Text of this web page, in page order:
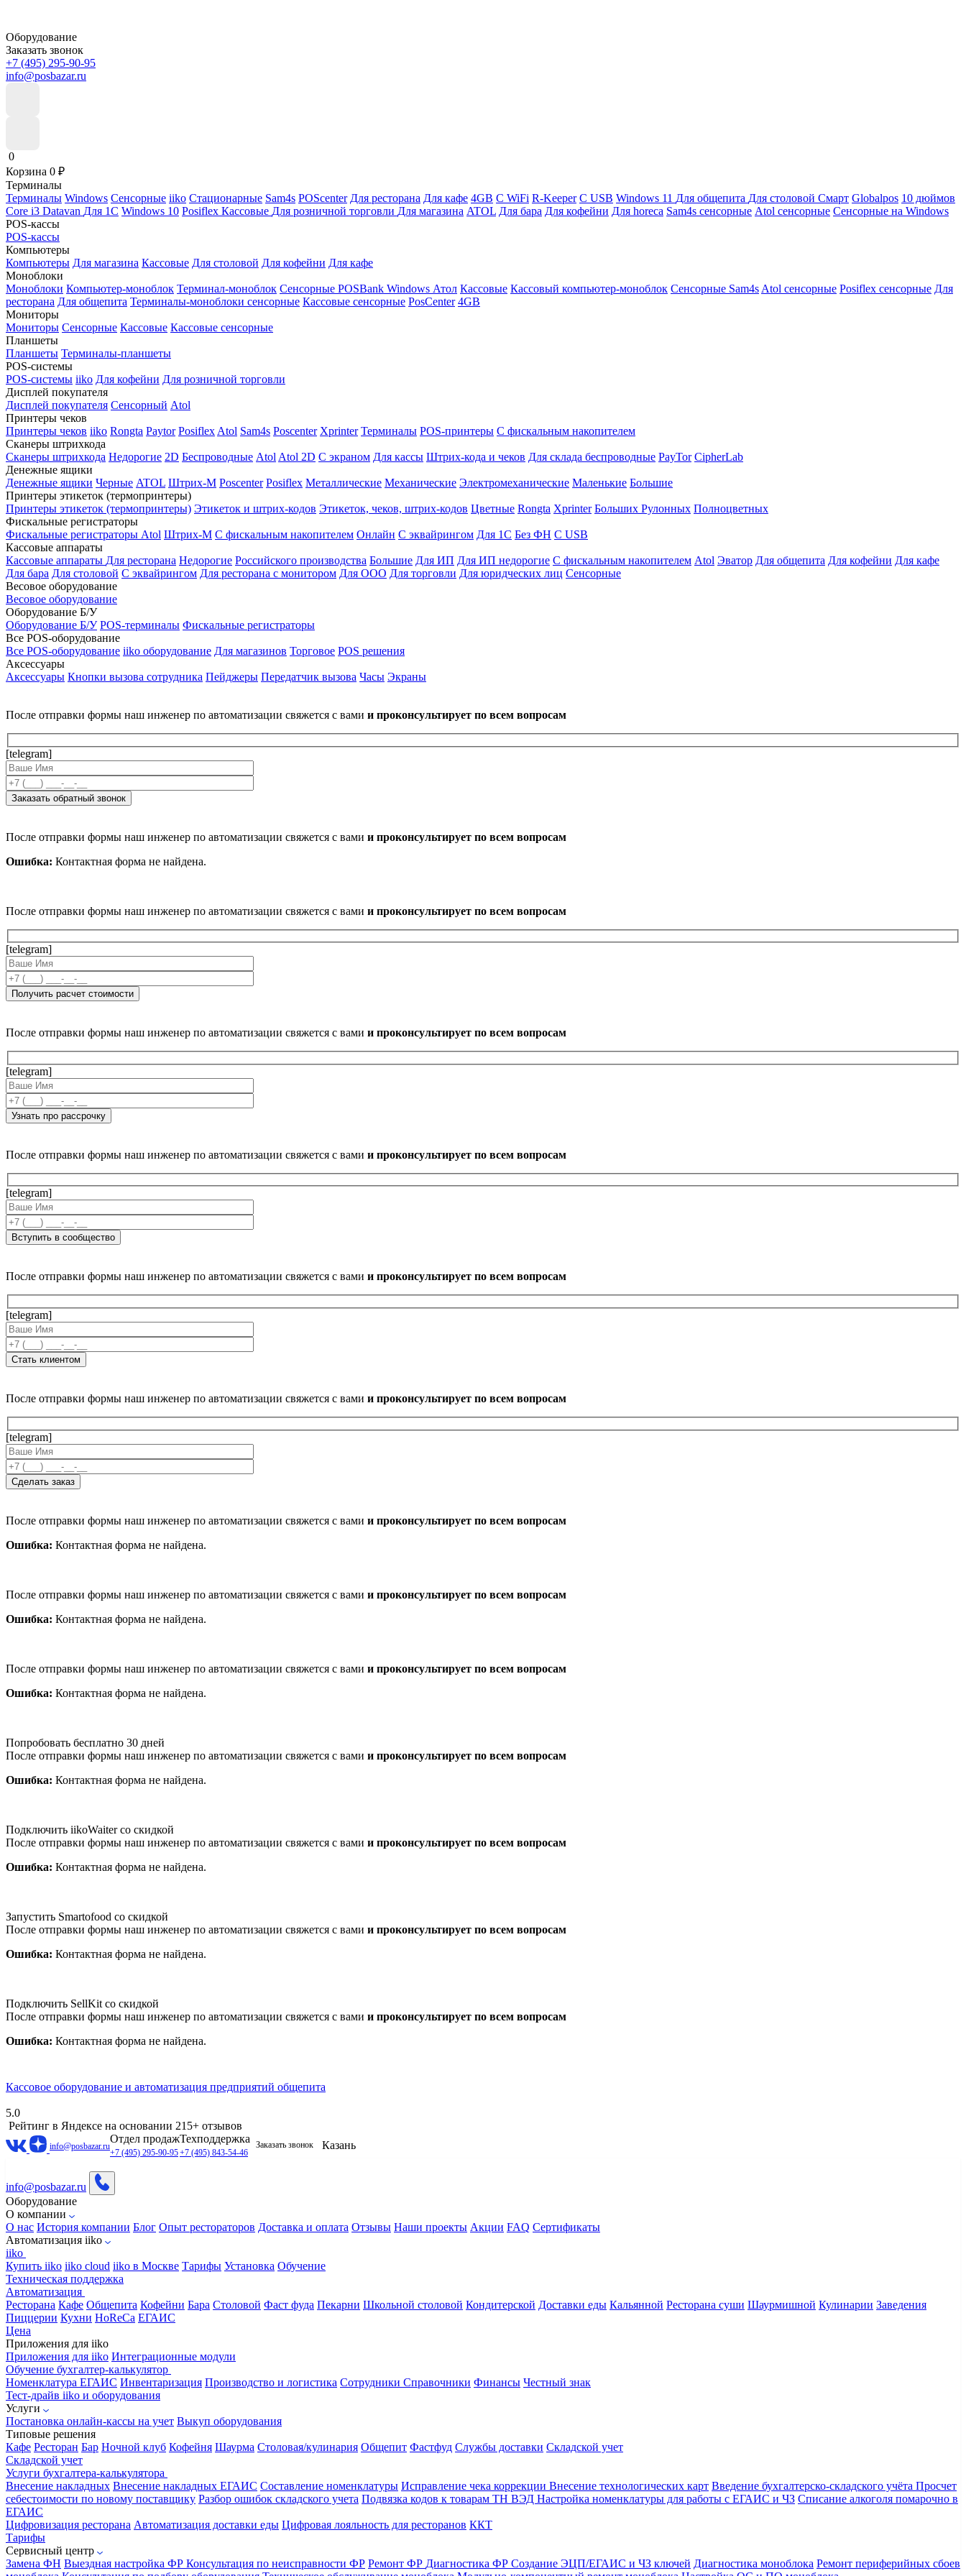
Оборудование
Заказать звонок
+7 (495) 295-90-95
info@posbazar.ru
0
Корзина 0 ₽
Терминалы
Терминалы Windows Сенсорные iiko Стационарные Sam4s POScenter Для ресторана Для кафе 4GB С WiFi R-Keeper С USB Windows 11 Для общепита Для столовой Смарт Globalpos 10 дюймов
Core i3 Datavan Для 1С Windows 10 Posiflex Кассовые Для розничной торговли Для магазина ATOL Для бара Для кофейни Для horeca Sam4s сенсорные Atol сенсорные Сенсорные на Windows
POS-кассы
POS-кассы
Компьютеры
Компьютеры Для магазина Кассовые Для столовой Для кофейни Для кафе
Моноблоки
Моноблоки Компьютер-моноблок Терминал-моноблок Сенсорные POSBank Windows Атол Кассовые Кассовый компьютер-моноблок Сенсорные Sam4s Atol сенсорные Posiflex сенсорные Для
ресторана Для общепита Терминалы-моноблоки сенсорные Кассовые сенсорные PosCenter 4GB
Мониторы
Мониторы Сенсорные Кассовые Кассовые сенсорные
Планшеты
Планшеты Терминалы-планшеты
POS-системы
POS-системы iiko Для кофейни Для розничной торговли
Дисплей покупателя
Дисплей покупателя Сенсорный Atol
Принтеры чеков
Принтеры чеков iiko Rongta Paytor Posiflex Atol Sam4s Poscenter Xprinter Терминалы POS-принтеры С фискальным накопителем
Сканеры штрихкода
Сканеры штрихкода Недорогие 2D Беспроводные Atol Atol 2D С экраном Для кассы Штрих-кода и чеков Для склада беспроводные PayTor CipherLab
Денежные ящики
Денежные ящики Черные ATOL Штрих-М Poscenter Posiflex Металлические Механические Электромеханические Маленькие Большие
Принтеры этикеток (термопринтеры)
Принтеры этикеток (термопринтеры) Этикеток и штрих-кодов Этикеток, чеков, штрих-кодов Цветные Rongta Xprinter Больших Рулонных Полноцветных
Фискальные регистраторы
Фискальные регистраторы Atol Штрих-М С фискальным накопителем Онлайн С эквайрингом Для 1С Без ФН С USB
Кассовые аппараты
Кассовые аппараты Для ресторана Недорогие Российского производства Большие Для ИП Для ИП недорогие С фискальным накопителем Atol Эватор Для общепита Для кофейни Для кафе
Для бара Для столовой С эквайрингом Для ресторана с монитором Для ООО Для торговли Для юридческих лиц Сенсорные
Весовое оборудование
Весовое оборудование
Оборудование Б/У
Оборудование Б/У POS-терминалы Фискальные регистраторы
Все POS-оборудование
Все POS-оборудование iiko оборудование Для магазинов Торговое POS решения
Аксессуары
Аксессуары Кнопки вызова сотрудника Пейджеры Передатчик вызова Часы Экраны
После отправки формы наш инженер по автоматизации свяжется с вами и проконсультирует по всем вопросам
[telegram]
После отправки формы наш инженер по автоматизации свяжется с вами и проконсультирует по всем вопросам
Ошибка: Контактная форма не найдена.
После отправки формы наш инженер по автоматизации свяжется с вами и проконсультирует по всем вопросам
[telegram]
После отправки формы наш инженер по автоматизации свяжется с вами и проконсультирует по всем вопросам
[telegram]
После отправки формы наш инженер по автоматизации свяжется с вами и проконсультирует по всем вопросам
[telegram]
После отправки формы наш инженер по автоматизации свяжется с вами и проконсультирует по всем вопросам
[telegram]
После отправки формы наш инженер по автоматизации свяжется с вами и проконсультирует по всем вопросам
[telegram]
После отправки формы наш инженер по автоматизации свяжется с вами и проконсультирует по всем вопросам
Ошибка: Контактная форма не найдена.
После отправки формы наш инженер по автоматизации свяжется с вами и проконсультирует по всем вопросам
Ошибка: Контактная форма не найдена.
После отправки формы наш инженер по автоматизации свяжется с вами и проконсультирует по всем вопросам
Ошибка: Контактная форма не найдена.
Попробовать бесплатно 30 дней
После отправки формы наш инженер по автоматизации свяжется с вами и проконсультирует по всем вопросам
Ошибка: Контактная форма не найдена.
Подключить iikoWaiter со скидкой
После отправки формы наш инженер по автоматизации свяжется с вами и проконсультирует по всем вопросам
Ошибка: Контактная форма не найдена.
Запустить Smartofood со скидкой
После отправки формы наш инженер по автоматизации свяжется с вами и проконсультирует по всем вопросам
Ошибка: Контактная форма не найдена.
Подключить SellKit со скидкой
После отправки формы наш инженер по автоматизации свяжется с вами и проконсультирует по всем вопросам
Ошибка: Контактная форма не найдена.
Кассовое оборудование и автоматизация предприятий общепита
5.0
Рейтинг в Яндексе на основании 215+ отзывов
info@posbazar.ru
Отдел продаж
+7 (495) 295-90-95
Техподдержка
+7 (495) 843-54-46
Заказать звонок Казань
info@posbazar.ru
Оборудование
О компании
О нас История компании Блог Опыт рестораторов Доставка и оплата Отзывы Наши проекты Акции FAQ Сертификаты
Автоматизация iiko
iiko
Купить iiko iiko cloud iiko в Москве Тарифы Установка Обучение
Техническая поддержка
Автоматизация
Ресторана Кафе Общепита Кофейни Бара Столовой Фаст фуда Пекарни Школьной столовой Кондитерской Доставки еды Кальянной Ресторана суши Шаурмишной Кулинарии Заведения
Пиццерии Кухни HoReCa ЕГАИС
Цена
Приложения для iiko
Приложения для iiko Интеграционные модули
Обучение бухгалтер-калькулятор
Номенклатура ЕГАИС Инвентаризация Производство и логистика Сотрудники Справочники Финансы Честный знак
Тест-драйв iiko и оборудования
Услуги
Постановка онлайн-кассы на учет Выкуп оборудования
Типовые решения
Кафе Ресторан Бар Ночной клуб Кофейня Шаурма Столовая/кулинария Общепит Фастфуд Службы доставки Складской учет
Складской учет
Услуги бухгалтера-калькулятора
Внесение накладных Внесение накладных ЕГАИС Составление номенклатуры Исправление чека коррекции Внесение технологических карт Введение бухгалтерско-складского учёта Просчет
себестоимости по новому поставщику Разбор ошибок складского учета Подвязка кодов к товарам ТН ВЭД Настройка номенклатуры для работы с ЕГАИС и ЧЗ Списание алкоголя помарочно в
ЕГАИС
Цифровизация ресторана Автоматизация доставки еды Цифровая лояльность для ресторанов ККТ
Тарифы
Сервисный центр
Замена ФН Выездная настройка ФР Консультация по неисправности ФР Ремонт ФР Диагностика ФР Создание ЭЦП/ЕГАИС и ЧЗ ключей Диагностика моноблока Ремонт периферийных сбоев